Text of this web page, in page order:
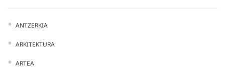
ANTZERKIA
ARKITEKTURA
ARTEA